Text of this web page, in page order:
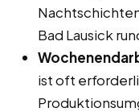
Bad Lausick
ist oft